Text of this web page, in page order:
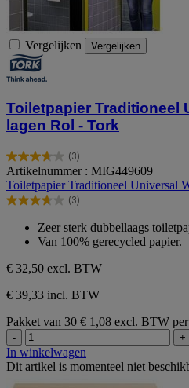
Vergelijken Vergelijken
Toiletpapier Traditioneel
lagen Rol - Tork
(3)
3.7
van
de
5
beoordelingen
Artikelnummer : MIG449609
Toiletpapier Traditioneel Universal
(3)
3.7
sterren.
beoordelingen
Zeer sterk dubbellaags
Van 100% gerecycled papier.
€ 32,50 excl. BTW
€ 39,33 incl. BTW
Pakket van 30 € 1,08 excl. BTW
- +
In winkelwagen
Dit artikel is momenteel niet